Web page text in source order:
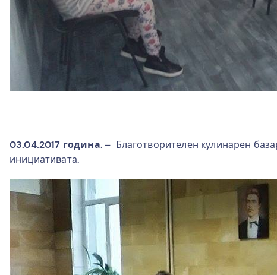
03.04.2017 година. – Благотворителен кулинарен
инициативата.